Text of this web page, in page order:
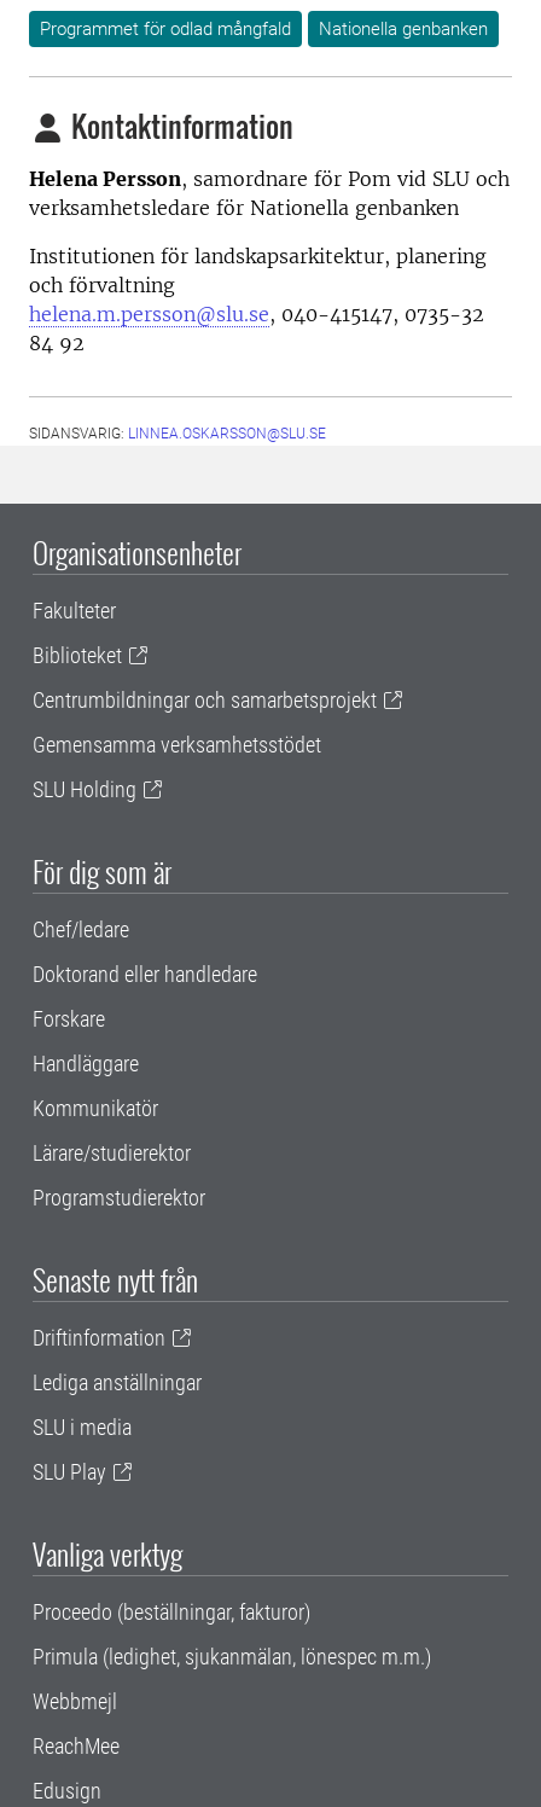
Programmet för odlad mångfald Nationella genbanken
Kontaktinformation
Helena Persson, samordnare för Pom vid SLU och
verksamhetsledare för Nationella genbanken
Institutionen för landskapsarkitektur, planering
och förvaltning
helena.m.persson@slu.se, 040-415147, 0735-32
84 92
SIDANSVARIG: LINNEA.OSKARSSON@SLU.SE
Organisationsenheter
Fakulteter
Biblioteket
Centrumbildningar och samarbetsprojekt
Gemensamma verksamhetsstödet
SLU Holding
För dig som är
Chef/ledare
Doktorand eller handledare
Forskare
Handläggare
Kommunikatör
Lärare/studierektor
Programstudierektor
Senaste nytt från
Driftinformation
Lediga anställningar
SLU i media
SLU Play
Vanliga verktyg
Proceedo (beställningar, fakturor)
Primula (ledighet, sjukanmälan, lönespec m.m.)
Webbmejl
ReachMee
Edusign